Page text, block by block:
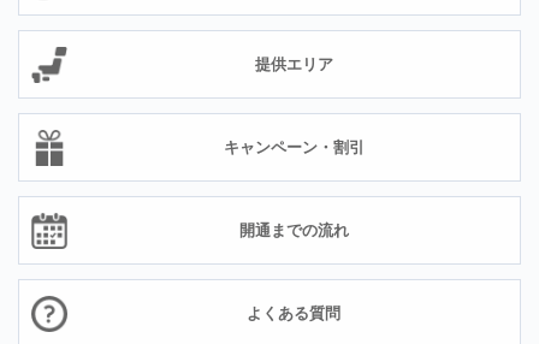
提供エリア
キャンペーン・割引
開通までの流れ
よくある質問